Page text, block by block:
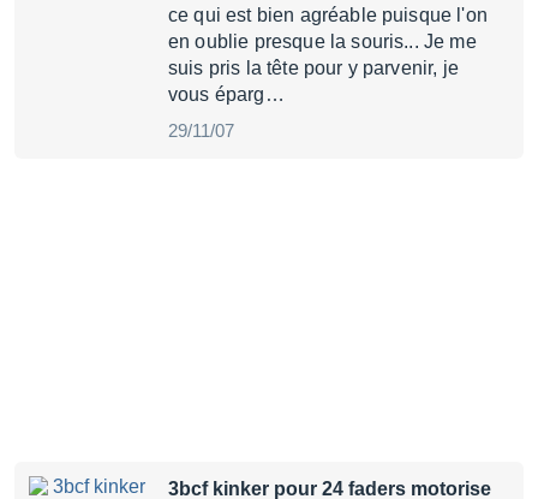
ce qui est bien agréable puisque l'on
en oublie presque la souris... Je me
suis pris la tête pour y parvenir, je
vous éparg…
29/11/07
3bcf kinker pour 24 faders motorise